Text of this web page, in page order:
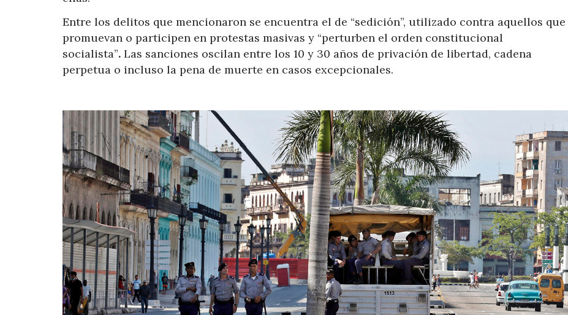
Entre los delitos que mencionaron se encuentra el de “sedición”, utilizado contra aquellos que
promuevan o participen en protestas masivas y “perturben el orden constitucional
socialista”. Las sanciones oscilan entre los 10 y 30 años de privación de libertad, cadena
perpetua o incluso la pena de muerte en casos excepcionales.